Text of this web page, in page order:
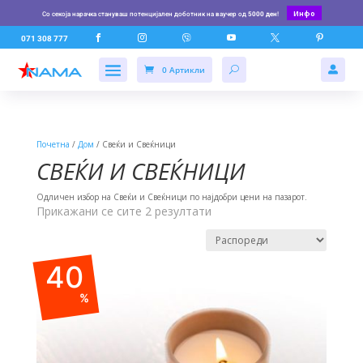
Со секоја нарачка стануваш потенцијален доботник на ваучер од 5000 ден! Инфо
071 308 777      
0 Артикли 
Почетна / Дом / Свеќи и Свеќници
СВЕЌИ И СВЕЌНИЦИ
Одличен избор на Свеќи и Свеќници по најдобри цени на пазарот.
Прикажани се сите 2 резултати
40
%